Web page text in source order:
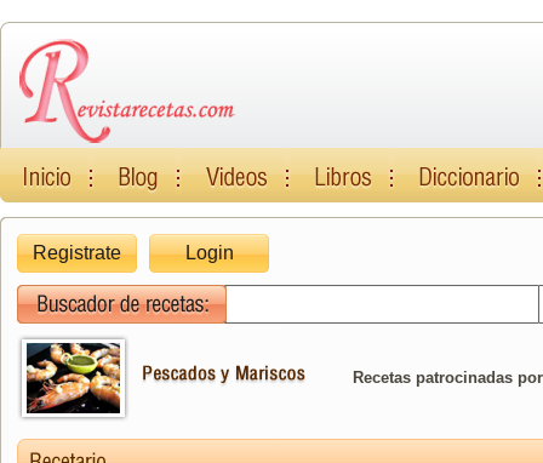
Registrate Login
Recetas patrocinadas